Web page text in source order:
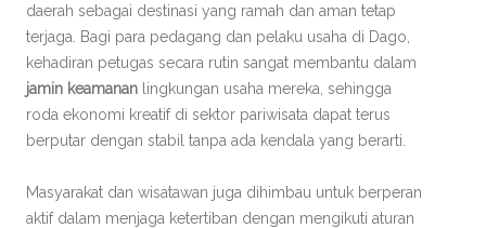
daerah sebagai destinasi yang ramah dan aman tetap
terjaga. Bagi para pedagang dan pelaku usaha di Dago,
kehadiran petugas secara rutin sangat membantu dalam
jamin keamanan lingkungan usaha mereka, sehingga
roda ekonomi kreatif di sektor pariwisata dapat terus
berputar dengan stabil tanpa ada kendala yang berarti.
Masyarakat dan wisatawan juga dihimbau untuk berperan
aktif dalam menjaga ketertiban dengan mengikuti aturan